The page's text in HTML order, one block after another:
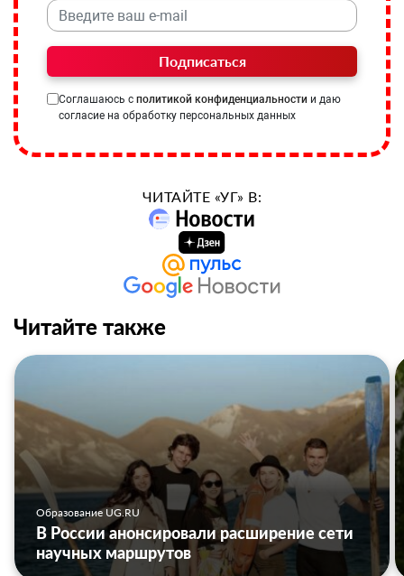
Подписаться
Соглашаюсь с политикой конфиденциальности и даю
согласие на обработку персональных данных
ЧИТАЙТЕ «УГ» В:
Читайте также
Образование UG.RU
В России анонсировали расширение сети
научных маршрутов